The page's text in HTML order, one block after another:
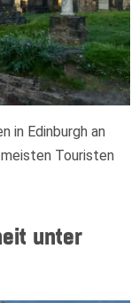
in Edinburgh an
Touristen
unter